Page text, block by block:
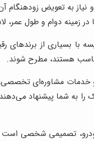
نیاز به تعویض
در زمینه دوام و طول
با بسیاری از
هستند، مطرح شوند.
خدمات مشاوره‌ای
را به شما پیشنهاد
تصمیمی شخصی است